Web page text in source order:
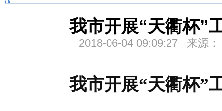
我市开展“天衢杯”
2018-06-04 09:09:27 来源
我市开展“天衢杯”